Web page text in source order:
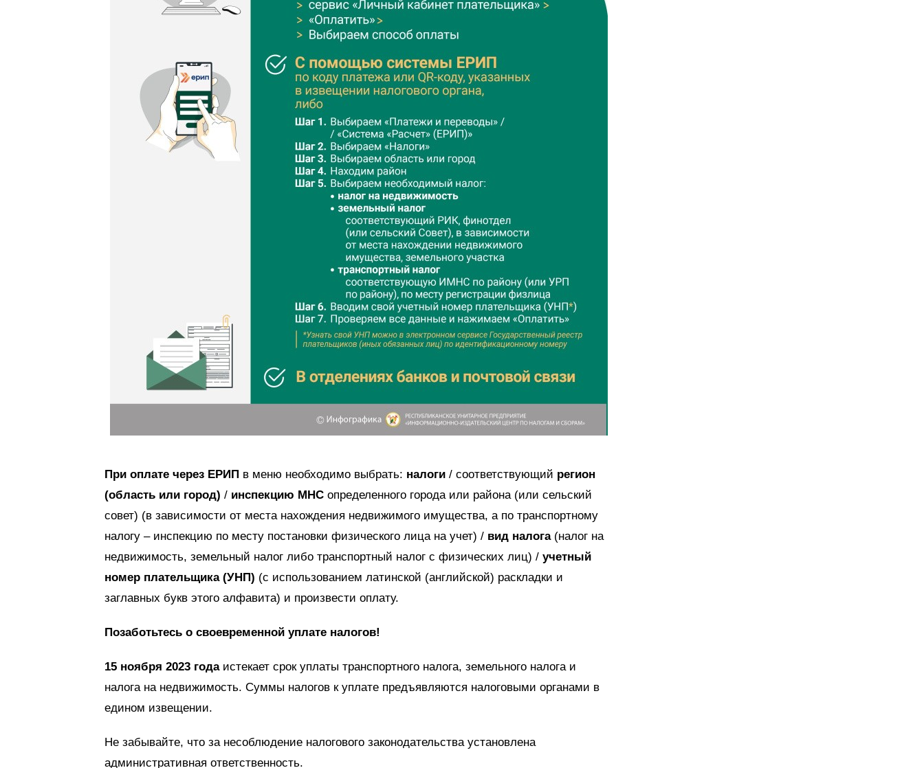
При оплате через ЕРИП в меню необходимо выбрать: налоги / соответствующий регион
(область или город) / инспекцию МНС определенного города или района (или сельский
совет) (в зависимости от места нахождения недвижимого имущества, а по транспортному
налогу – инспекцию по месту постановки физического лица на учет) / вид налога(налог на
недвижимость, земельный налог либо транспортный налог с физических лиц) / учетный
номер плательщика (УНП) (с использованием латинской (английской) раскладки и
заглавных букв этого алфавита) и произвести оплату.
Позаботьтесь о своевременной уплате налогов!
15 ноября 2023 годаистекает срок уплаты транспортного налога, земельного налога и
налога на недвижимость. Суммы налогов к уплате предъявляются налоговыми органами в
едином извещении.
Не забывайте, что за несоблюдение налогового законодательства установлена
административная ответственность.